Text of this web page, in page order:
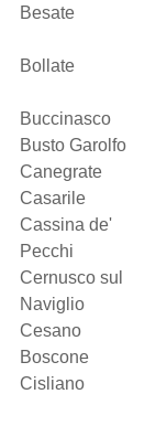
Besate
Bollate
Buccinasco
Busto Garolfo
Canegrate
Casarile
Cassina de'
Pecchi
Cernusco sul
Naviglio
Cesano
Boscone
Cisliano